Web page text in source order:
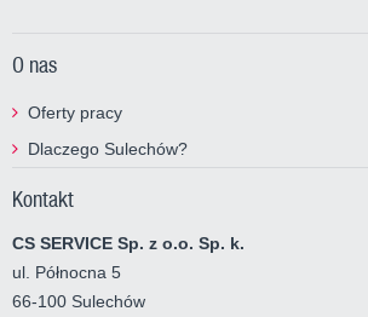
O nas
Oferty pracy
Dlaczego Sulechów?
Kontakt
CS SERVICE Sp. z o.o. Sp. k.
ul. Północna 5
66-100 Sulechów